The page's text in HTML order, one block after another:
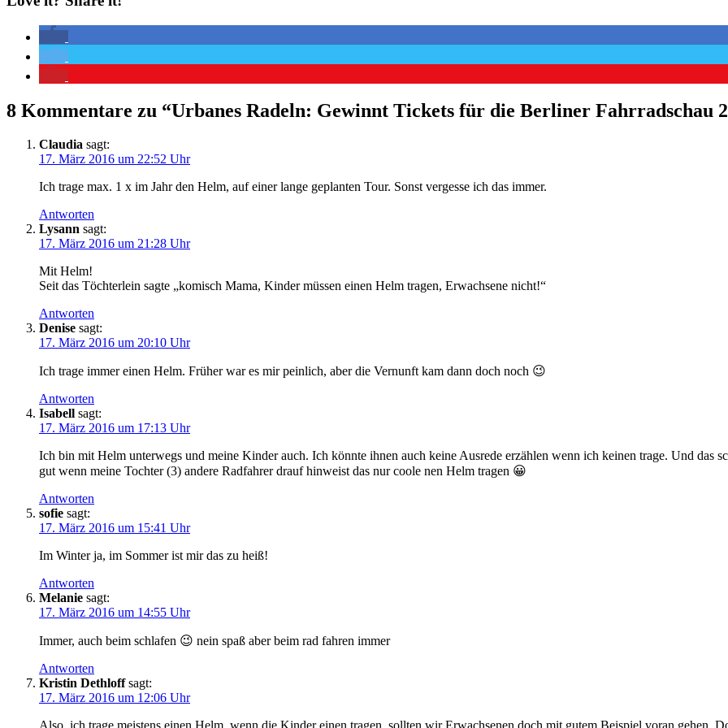
8 Kommentare zu “Urbanes Radeln: Gewinnt Tickets für die Berliner Fahrradschau
Claudia sagt:
17. März 2016 um 22:52 Uhr
Ich trage max. 1 x im Jahr den Helm, auf einer lange geplanten Tour. Sonst vergesse ich das immer.
Antworten
Lysann sagt:
17. März 2016 um 21:28 Uhr
Mit Helm!
Seit das Töchterlein sagte „komisch Mama, Kinder müssen einen Helm tragen, Erwachsene nicht!“
Antworten
Denise sagt:
17. März 2016 um 20:10 Uhr
Ich trage immer einen Helm. Früher war es mir peinlich, aber die Vernunft kam dann doch noch 😉
Antworten
Isabell sagt:
17. März 2016 um 17:13 Uhr
Ich bin mit Helm unterwegs und meine Kinder auch. Ich könnte ihnen auch keine Ausrede erzählen wenn ich keinen trage. Und das
gut wenn meine Tochter (3) andere Radfahrer drauf hinweist das nur coole nen Helm tragen 😀
Antworten
sofie sagt:
17. März 2016 um 15:41 Uhr
Im Winter ja, im Sommer ist mir das zu heiß!
Antworten
Melanie sagt:
17. März 2016 um 14:55 Uhr
Immer, auch beim schlafen 😉 nein spaß aber beim rad fahren immer
Antworten
Kristin Dethloff sagt:
17. März 2016 um 12:06 Uhr